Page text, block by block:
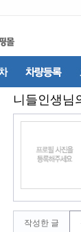
니들인생 님
작성한 글